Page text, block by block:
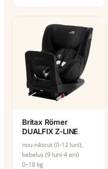
Britax Römer
DUALFIX Z-LINE
nou-născut (0-12 luni),
bebeluș (9 luni-4 ani)
0–18 kg